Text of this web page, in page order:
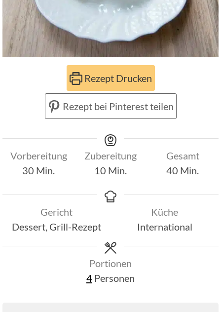
Rezept Drucken
Rezept bei Pinterest teilen
Vorbereitung
30 Minuten
Min.
Zubereitung
10 Minuten
Min.
Gesamt
40 Minuten
Min.
Gericht
Dessert, Grill-Rezept
Küche
International
Portionen
4 Personen